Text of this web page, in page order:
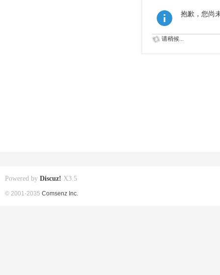
抱歉，您尚
请稍候...
Powered by Discuz! X3.5
© 2001-2035 Comsenz Inc.